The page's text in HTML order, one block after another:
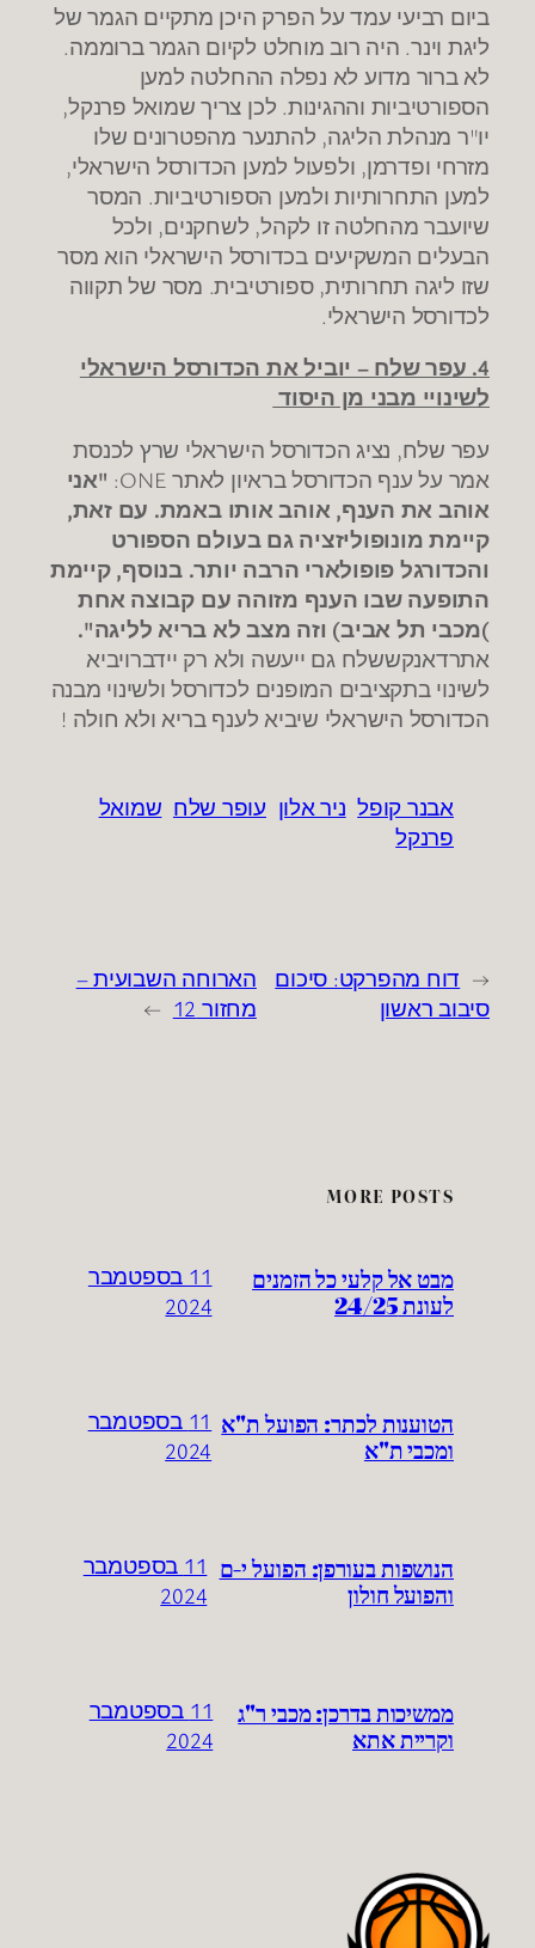
ביום רביעי עמד על הפרק היכן מתקיים הגמר של
ליגת וינר. היה רוב מוחלט לקיום הגמר ברוממה.
לא ברור מדוע לא נפלה ההחלטה למען
הספורטיביות וההגינות. לכן צריך שמואל פרנקל,
יו"ר מנהלת הליגה, להתנער מהפטרונים שלו
מזרחי ופדרמן, ולפעול למען הכדורסל הישראלי,
למען התחרותיות ולמען הספורטיביות. המסר
שיועבר מהחלטה זו לקהל, לשחקנים, ולכל
הבעלים המשקיעים בכדורסל הישראלי הוא מסר
שזו ליגה תחרותית, ספורטיבית. מסר של תקווה
לכדורסל הישראלי.
4. עפר שלח – יוביל את הכדורסל הישראלי
לשינויי מבני מן היסוד
עפר שלח, נציג הכדורסל הישראלי שרץ לכנסת
אמר על ענף הכדורסל בראיון לאתר ONE:
"אני
אוהב את הענף, אוהב אותו באמת. עם זאת,
קיימת מונופוליזציה גם בעולם הספורט
והכדורגל פופולארי הרבה יותר. בנוסף, קיימת
התופעה שבו הענף מזוהה עם קבוצה אחת
)מכבי תל אביב) וזה מצב לא בריא לליגה".
אתרדאנקששלח גם ייעשה ולא רק יידברויביא
לשינוי בתקציבים המופנים לכדורסל ולשינוי מבנה
הכדורסל הישראלי שיביא לענף בריא ולא חולה !
אבנר קופל ניר אלון עופר שלח שמואל
פרנקל
← דוח מהפרקט: סיכום
סיבוב ראשון
הארוחה השבועית –
מחזור 12
→
MORE POSTS
מבט אל קלעי כל הזמנים
לעונת 24/25
11 בספטמבר
2024
הטוענות לכתר: הפועל ת"א
ומכבי ת"א
11 בספטמבר
2024
הנושפות בעורפן: הפועל י-ם
והפועל חולון
11 בספטמבר
2024
ממשיכות בדרכן: מכבי ר"ג
וקריית אתא
11 בספטמבר
2024